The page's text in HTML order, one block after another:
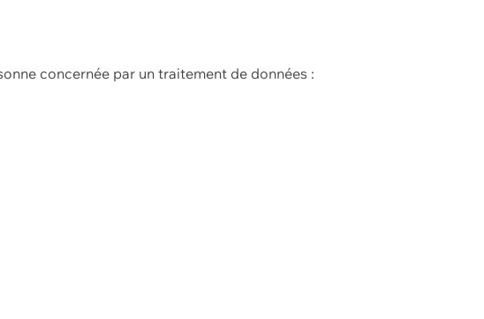
concernée par un traitement de données :